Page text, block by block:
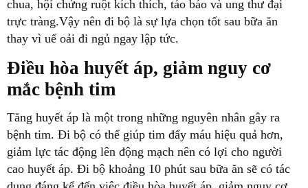
chua, hội chứng ruột kích thích, táo báo và ung thư đại
trực tràng.Vậy nên đi bộ là sự lựa chọn tốt sau bữa ăn
Điều hòa huyết áp, giảm nguy cơ
mắc bệnh tim
bệnh tim. Đi bộ có thể giúp tim đẩy máu hiệu quả hơn,
giảm lực tác động lên động mạch nên có lợi cho người
cao huyết áp. Đi bộ khoảng 10 phút sau bữa ăn sẽ có tác